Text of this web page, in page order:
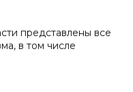
представлены все
в том числе